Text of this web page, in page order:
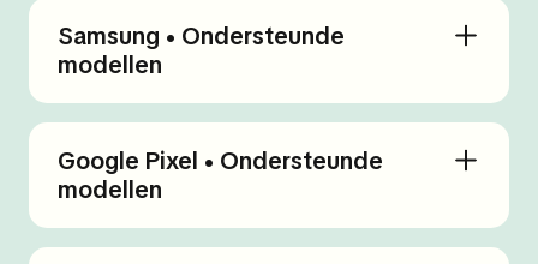
Samsung • Ondersteunde
modellen
Google Pixel • Ondersteunde
modellen